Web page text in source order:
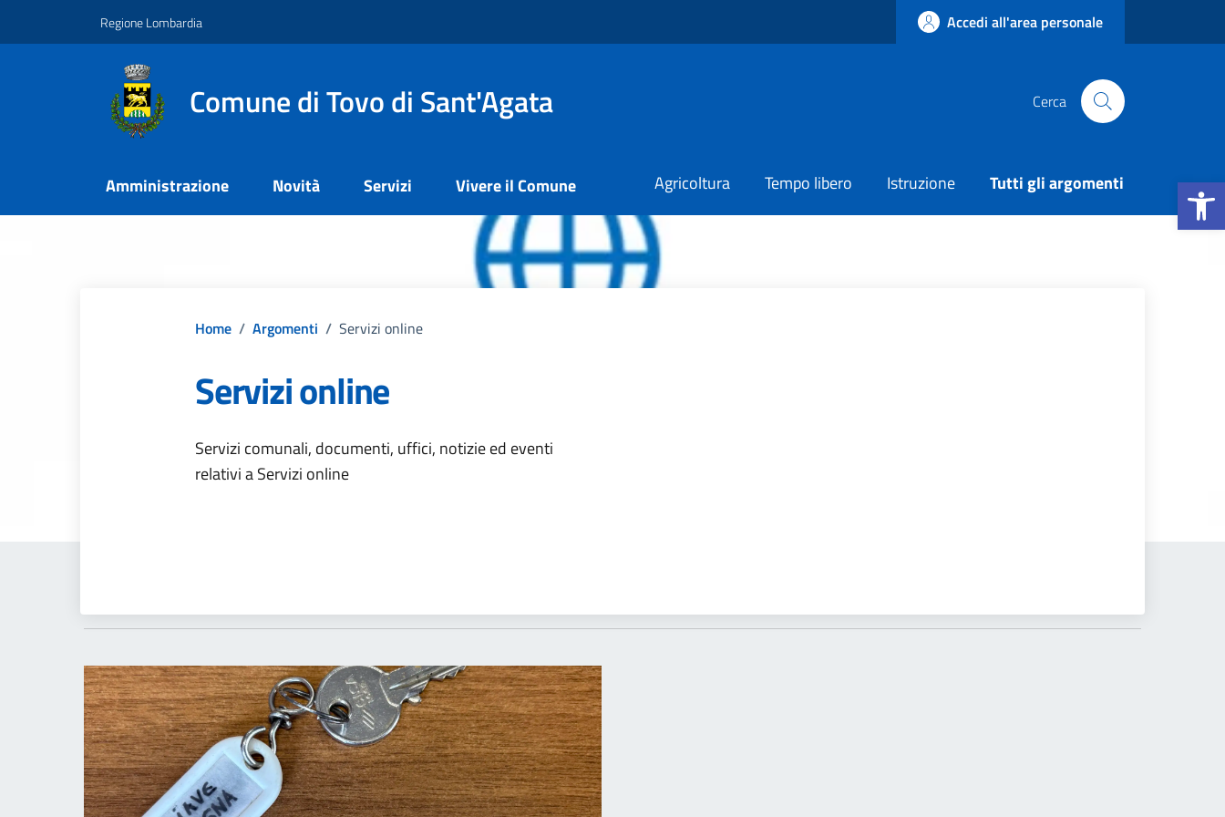
Apri la
Regione Lombardia Accedi all'area personale
Comune di Tovo di Sant'Agata Cerca
Amministrazione Novità Servizi Vivere il Comune Agricoltura Tempo libero Istruzione Tutti gli argomenti
Home / Argomenti / Servizi online
Servizi online
Dettagli dell'argomento
Servizi comunali, documenti, uffici, notizie ed eventi
relativi a Servizi online